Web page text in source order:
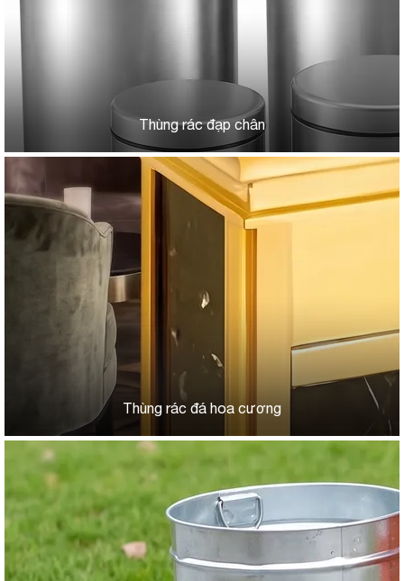
Thùng rác đạp chân
Thùng rác đá hoa cương